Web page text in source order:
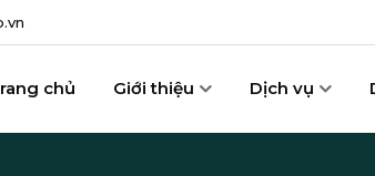
chủ Giới thiệu Dịch vụ